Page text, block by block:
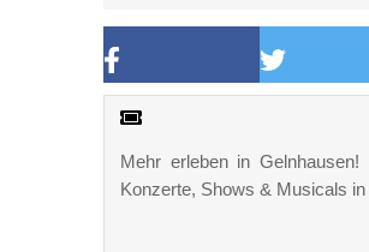
Mehr erleben in
Konzerte, Shows & Musicals